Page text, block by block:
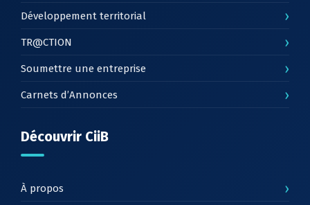
Développement territorial ›
TR@CTION ›
Soumettre une entreprise ›
Carnets d’Annonces ›
Découvrir CiiB
À propos ›